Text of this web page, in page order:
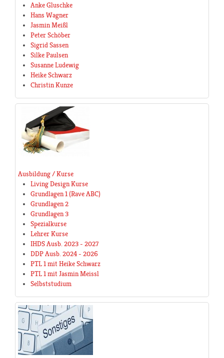
Anke Gluschke
Hans Wagner
Jasmin Meißl
Peter Schöber
Sigrid Sassen
Silke Paulsen
Susanne Ludewig
Heike Schwarz
Christin Kunze
Ausbildung / Kurse
Living Design Kurse
Grundlagen 1 (Rave ABC)
Grundlagen 2
Grundlagen 3
Spezialkurse
Lehrer Kurse
IHDS Ausb. 2023 - 2027
DDP Ausb. 2024 - 2026
PTL 1 mit Heike Schwarz
PTL 1 mit Jasmin Meissl
Selbststudium